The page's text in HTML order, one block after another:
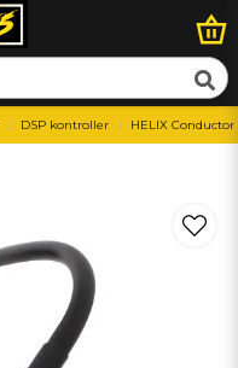
DSP kontroller HELIX Conductor